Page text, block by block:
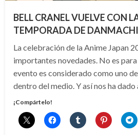
BELL CRANEL VUELVE CON
TEMPORADA DE
La celebración de la Anime Japan
importantes novedades. No es para
evento es considerado como uno
dentro del medio. Y así nos ha dado
¡Compártelo!